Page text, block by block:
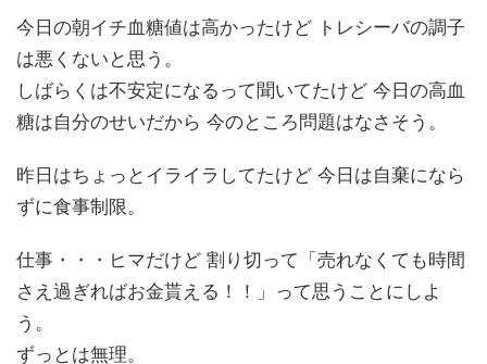
今日の朝イチ血糖値は高かったけど トレシーバの調子
は悪くないと思う。
しばらくは不安定になるって聞いてたけど 今日の高血
糖は自分のせいだから 今のところ問題はなさそう。
昨日はちょっとイライラしてたけど 今日は自棄になら
ずに食事制限。
仕事・・・ヒマだけど 割り切って「売れなくても時間
さえ過ぎればお金貰える！！」って思うことにしよ
う。
ずっとは無理。